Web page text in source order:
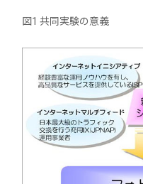
図1 共同実験の意義